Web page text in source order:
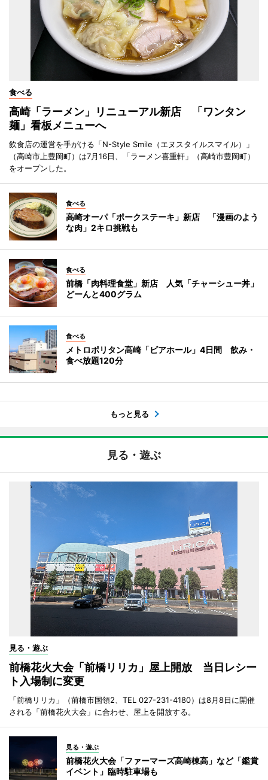
食べる
高崎「ラーメン」リニューアル新店 「ワンタン
麺」看板メニューへ
飲食店の運営を手がける「N-Style Smile（エヌスタイルスマイル）」
（高崎市上豊岡町）は7月16日、「ラーメン喜重軒」（高崎市豊岡町）
をオープンした。
食べる
高崎オーパ「ポークステーキ」新店 「漫画のよう
な肉」2キロ挑戦も
食べる
前橋「肉料理食堂」新店 人気「チャーシュー丼」
どーんと400グラム
食べる
メトロポリタン高崎「ビアホール」4日間 飲み・
食べ放題120分
もっと見る
見る・遊ぶ
見る・遊ぶ
前橋花火大会「前橋リリカ」屋上開放 当日レシー
ト入場制に変更
「前橋リリカ」（前橋市国領2、TEL 027-231-4180）は8月8日に開催
される「前橋花火大会」に合わせ、屋上を開放する。
見る・遊ぶ
前橋花火大会「ファーマーズ高崎棟高」など「鑑賞
イベント」臨時駐車場も